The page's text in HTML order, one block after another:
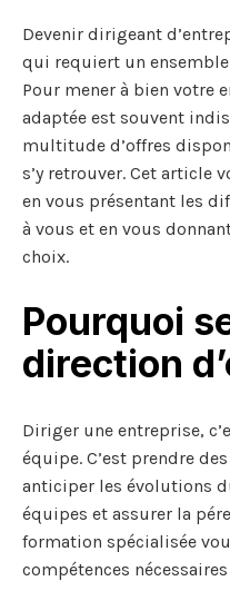
Devenir dirigeant
qui requiert un
Pour mener à bien votre
adaptée est souvent
multitude d’offres
s’y retrouver. Cet article
en vous présentant les
à vous et en vous
choix.
Pourquoi
direction
Diriger une entreprise,
équipe. C’est prendre
anticiper les évolutions
équipes et assurer la
formation spécialisée
compétences